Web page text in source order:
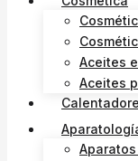
Aceites
Aceites